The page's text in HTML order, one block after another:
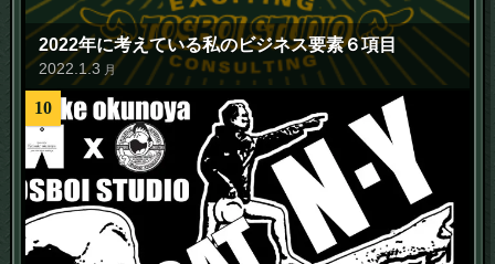
2022年に考えている私のビジネス要素６項目
2022 1.3 月
10